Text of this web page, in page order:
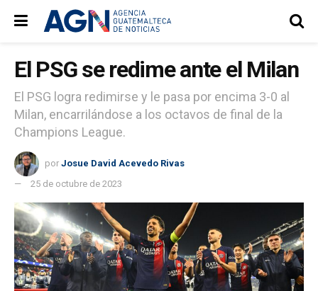
El PSG se redime ante el Milan
El PSG logra redimirse y le pasa por encima 3-0 al
Milan, encarrilándose a los octavos de final de la
Champions League.
por Josue David Acevedo Rivas
25 de octubre de 2023